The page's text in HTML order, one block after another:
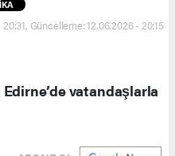
Güncelleme: 12.06.2026 - 20:15
vatandaşlarla